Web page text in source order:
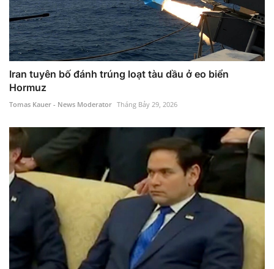
Iran tuyên bố đánh trúng loạt tàu dầu ở eo biển
Hormuz
Tomas Kauer - News Moderator Tháng Bảy 29, 2026